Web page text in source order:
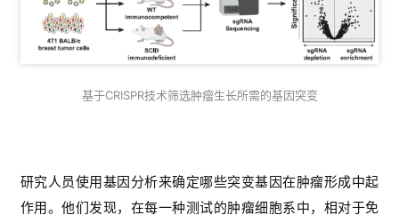
基于CRISPR技术筛选肿瘤生长所需的基因突变
研究人员使用基因分析来确定哪些突变基因在肿瘤形成中起
作用。他们发现，在每一种测试的肿瘤细胞系中，相对于免